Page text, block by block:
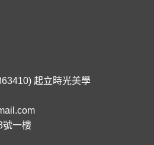
起立時光美學
號一樓